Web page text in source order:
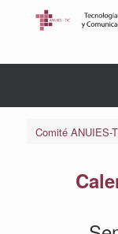
Comité ANUIES-